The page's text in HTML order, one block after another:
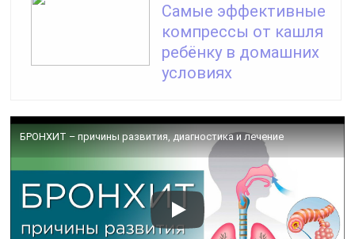
Самые эффективные
компрессы от кашля
ребёнку в домашних
условиях
БРОНХИТ – причины развития, диагностика и лечение